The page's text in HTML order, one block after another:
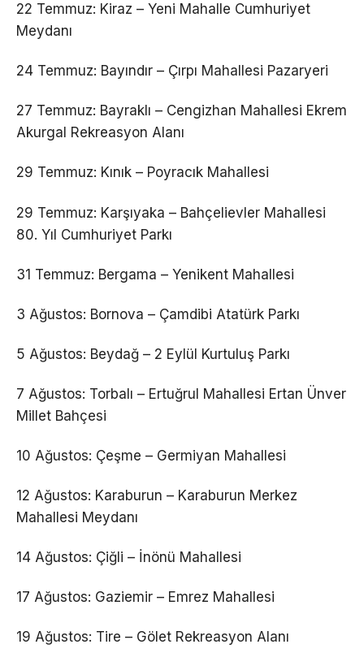
22 Temmuz: Kiraz – Yeni Mahalle Cumhuriyet
Meydanı
24 Temmuz: Bayındır – Çırpı Mahallesi Pazaryeri
27 Temmuz: Bayraklı – Cengizhan Mahallesi Ekrem
Akurgal Rekreasyon Alanı
29 Temmuz: Kınık – Poyracık Mahallesi
29 Temmuz: Karşıyaka – Bahçelievler Mahallesi
80. Yıl Cumhuriyet Parkı
31 Temmuz: Bergama – Yenikent Mahallesi
3 Ağustos: Bornova – Çamdibi Atatürk Parkı
5 Ağustos: Beydağ – 2 Eylül Kurtuluş Parkı
7 Ağustos: Torbalı – Ertuğrul Mahallesi Ertan Ünver
Millet Bahçesi
10 Ağustos: Çeşme – Germiyan Mahallesi
12 Ağustos: Karaburun – Karaburun Merkez
Mahallesi Meydanı
14 Ağustos: Çiğli – İnönü Mahallesi
17 Ağustos: Gaziemir – Emrez Mahallesi
19 Ağustos: Tire – Gölet Rekreasyon Alanı